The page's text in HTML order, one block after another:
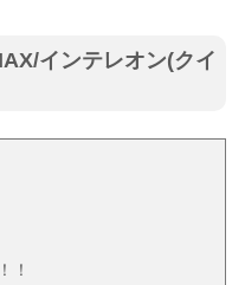
インテレオン(クイ
！